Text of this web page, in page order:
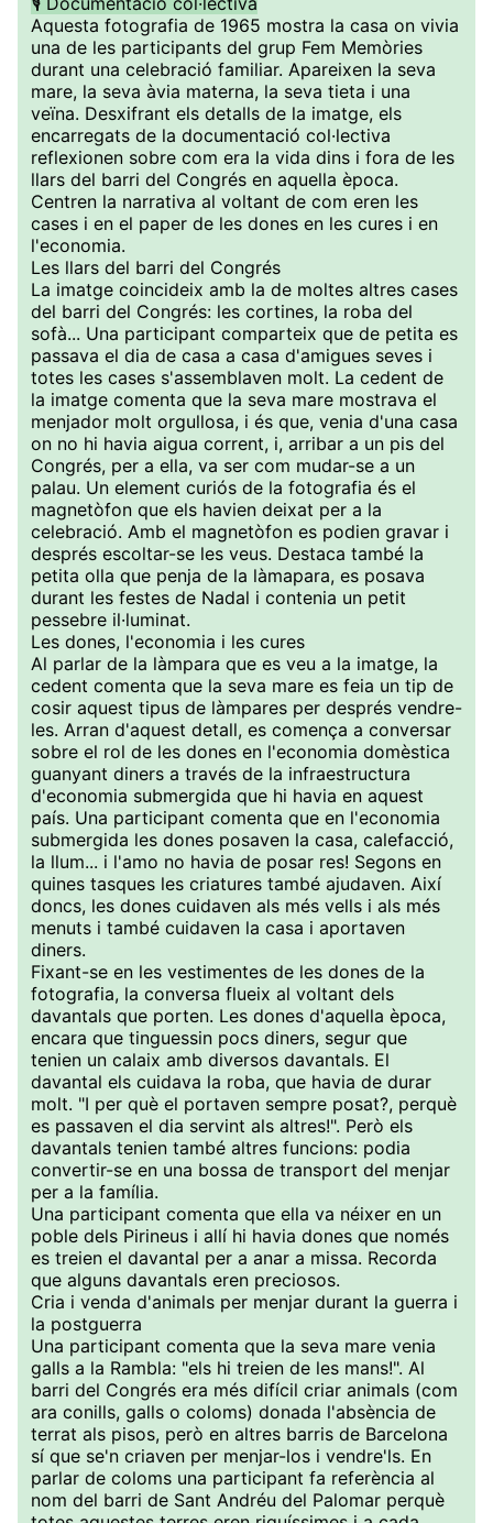
Aquesta fotografia de 1965 mostra la casa on vivia
una de les participants del grup Fem Memòries
durant una celebració familiar. Apareixen la seva
mare, la seva àvia materna, la seva tieta i una
veïna. Desxifrant els detalls de la imatge, els
encarregats de la documentació col·lectiva
reflexionen sobre com era la vida dins i fora de les
llars del barri del Congrés en aquella època.
Centren la narrativa al voltant de com eren les
cases i en el paper de les dones en les cures i en
l'economia.
Les llars del barri del Congrés
La imatge coincideix amb la de moltes altres cases
del barri del Congrés: les cortines, la roba del
sofà... Una participant comparteix que de petita es
passava el dia de casa a casa d'amigues seves i
totes les cases s'assemblaven molt. La cedent de
la imatge comenta que la seva mare mostrava el
menjador molt orgullosa, i és que, venia d'una casa
on no hi havia aigua corrent, i, arribar a un pis del
Congrés, per a ella, va ser com mudar-se a un
palau. Un element curiós de la fotografia és el
magnetòfon que els havien deixat per a la
celebració. Amb el magnetòfon es podien gravar i
després escoltar-se les veus. Destaca també la
petita olla que penja de la làmapara, es posava
durant les festes de Nadal i contenia un petit
pessebre il·luminat.
Les dones, l'economia i les cures
Al parlar de la làmpara que es veu a la imatge, la
cedent comenta que la seva mare es feia un tip de
cosir aquest tipus de làmpares per després vendre-
les. Arran d'aquest detall, es comença a conversar
sobre el rol de les dones en l'economia domèstica
guanyant diners a través de la infraestructura
d'economia submergida que hi havia en aquest
país. Una participant comenta que en l'economia
submergida les dones posaven la casa, calefacció,
la llum... i l'amo no havia de posar res! Segons en
quines tasques les criatures també ajudaven. Així
doncs, les dones cuidaven als més vells i als més
menuts i també cuidaven la casa i aportaven
diners.
Fixant-se en les vestimentes de les dones de la
fotografia, la conversa flueix al voltant dels
davantals que porten. Les dones d'aquella època,
encara que tinguessin pocs diners, segur que
tenien un calaix amb diversos davantals. El
davantal els cuidava la roba, que havia de durar
molt. "I per què el portaven sempre posat?, perquè
es passaven el dia servint als altres!". Però els
davantals tenien també altres funcions: podia
convertir-se en una bossa de transport del menjar
per a la família.
Una participant comenta que ella va néixer en un
poble dels Pirineus i allí hi havia dones que només
es treien el davantal per a anar a missa. Recorda
que alguns davantals eren preciosos.
Cria i venda d'animals per menjar durant la guerra i
la postguerra
Una participant comenta que la seva mare venia
galls a la Rambla: "els hi treien de les mans!". Al
barri del Congrés era més difícil criar animals (com
ara conills, galls o coloms) donada l'absència de
terrat als pisos, però en altres barris de Barcelona
sí que se'n criaven per menjar-los i vendre'ls. En
parlar de coloms una participant fa referència al
nom del barri de Sant Andréu del Palomar perquè